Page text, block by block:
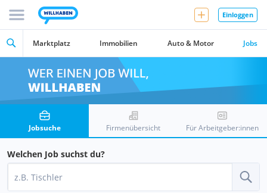
Einloggen
Marktplatz Immobilien Auto & Motor Jobs
Jobsuche Firmenübersicht Für Arbeitgeber:innen
Welchen Job suchst du?